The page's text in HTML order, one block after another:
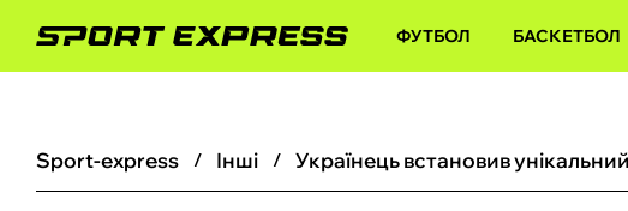
ФУТБОЛ БАСКЕТБОЛ
sport-express інші